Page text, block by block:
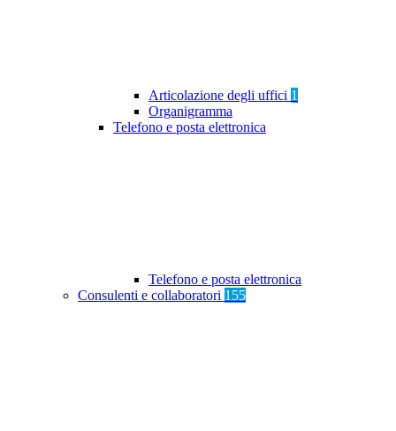
Articolazione degli uffici 1
Organigramma
Telefono e posta elettronica
Telefono e posta elettronica
Consulenti e collaboratori 155